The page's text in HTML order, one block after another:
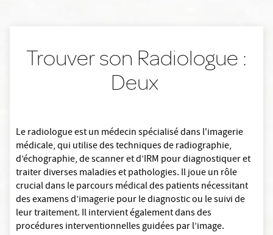
Trouver son Radiologue :
Deux
Le radiologue est un médecin spécialisé dans l'imagerie
médicale, qui utilise des techniques de radiographie,
d’échographie, de scanner et d’IRM pour diagnostiquer et
traiter diverses maladies et pathologies. Il joue un rôle
crucial dans le parcours médical des patients nécessitant
des examens d’imagerie pour le diagnostic ou le suivi de
leur traitement. Il intervient également dans des
procédures interventionnelles guidées par l’image.